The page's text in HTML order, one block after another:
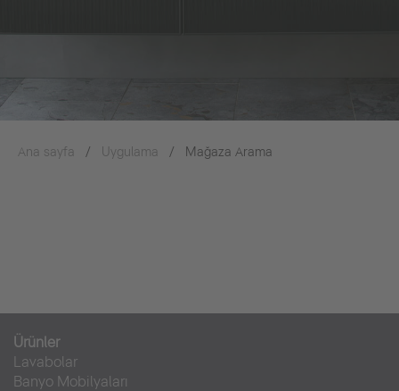
Ana sayfa Uygulama Mağaza Arama
Ürünler
Lavabolar
Banyo Mobilyaları